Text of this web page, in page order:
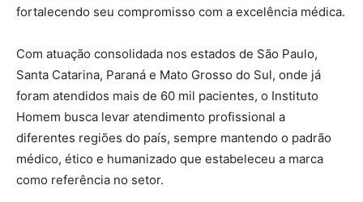
fortalecendo seu compromisso com a excelência médica.
Com atuação consolidada nos estados de São Paulo,
Santa Catarina, Paraná e Mato Grosso do Sul, onde já
foram atendidos mais de 60 mil pacientes, o Instituto
Homem busca levar atendimento profissional a
diferentes regiões do país, sempre mantendo o padrão
médico, ético e humanizado que estabeleceu a marca
como referência no setor.